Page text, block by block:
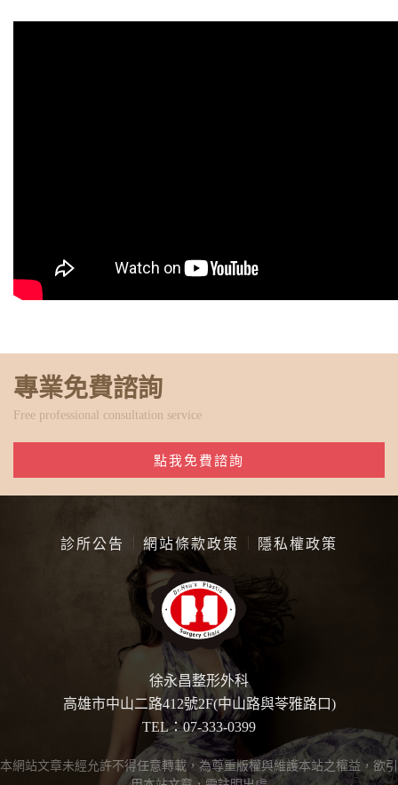
專業免費諮詢
Free professional consultation service
點我免費諮詢
診所公告 網站條款政策 隱私權政策
徐永昌整形外科
高雄市中山二路412號2F(中山路與苓雅路口)
TEL：07-333-0399
本網站文章未經允許不得任意轉載，為尊重版權與維護本站之權益，欲引